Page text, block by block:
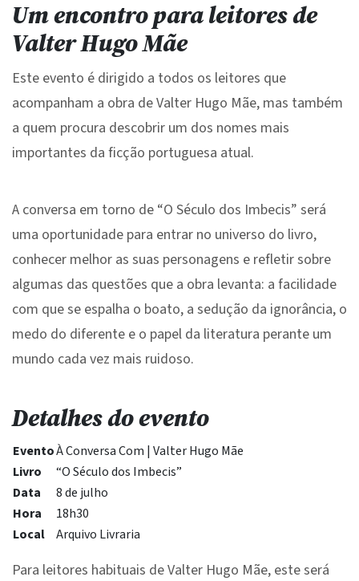
Um encontro para leitores de
Valter Hugo Mãe
Este evento é dirigido a todos os leitores que
acompanham a obra de Valter Hugo Mãe, mas também
a quem procura descobrir um dos nomes mais
importantes da ficção portuguesa atual.
A conversa em torno de “O Século dos Imbecis” será
uma oportunidade para entrar no universo do livro,
conhecer melhor as suas personagens e refletir sobre
algumas das questões que a obra levanta: a facilidade
com que se espalha o boato, a sedução da ignorância, o
medo do diferente e o papel da literatura perante um
mundo cada vez mais ruidoso.
Detalhes do evento
EventoÀ Conversa Com | Valter Hugo Mãe
Livro
“O Século dos Imbecis”
Data
8 de julho
Hora
18h30
Local
Arquivo Livraria
Para leitores habituais de Valter Hugo Mãe, este será